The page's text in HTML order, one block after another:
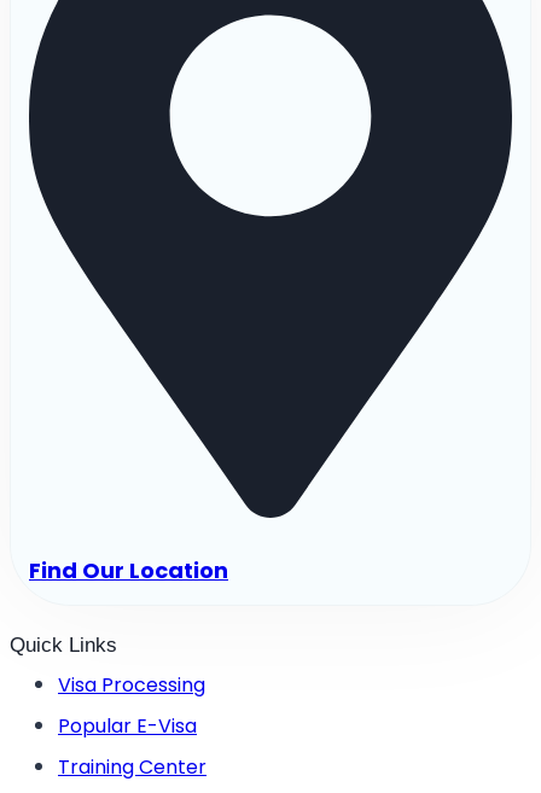
Find Our Location
Quick Links
Visa Processing
Popular E-Visa
Training Center